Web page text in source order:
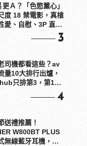
更Ａ？「色慾薰心」
度 18 禁電影，真槍
愛、自慰、3P 直接
3
司機都看這些？av
量10大排行出爐，
只排第3，第1名
4
送禮推薦！
W800BT PLUS
無線藍牙耳機，在